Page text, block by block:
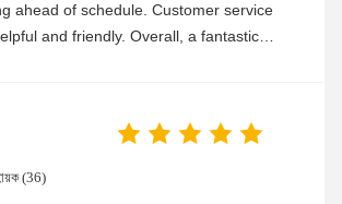
ahead of schedule. Customer service
and friendly. Overall, a fantastic
(36)